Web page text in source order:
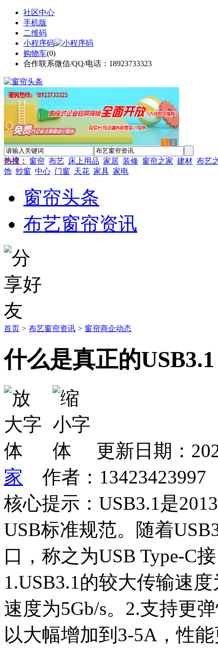
社区中心
手机版
二维码
小程序码
购物车(0)
合作联系微信/QQ/电话：18923733323
1 2
热搜： 窗帘 布艺 床上用品 家居 装修 窗帘之家 建材 布艺
饰 纱窗 中心 门窗 天花 家具 家电
窗帘头条
布艺窗帘资讯
首页 > 布艺窗帘资讯 > 窗帘商企动态
什么是真正的
更新日期：
家 作者：
核心提示：USB3.1是
USB标准规范。随着
口，称之为USB Type-C
1.USB3.1的较大传输速
速度为5Gb/s。2.支持更
以大幅增加到3-5A，性